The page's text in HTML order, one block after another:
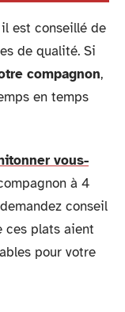
est conseillé de
de qualité. Si
compagnon,
en temps
vous-
à 4
conseil
ces plats aient
pour votre